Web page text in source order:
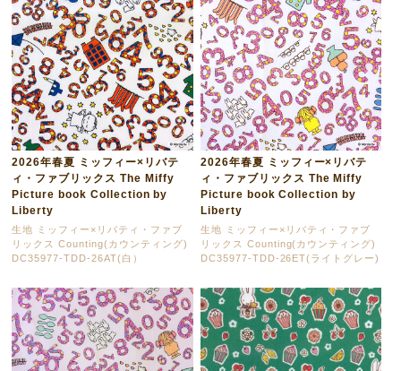
2026年春夏 ミッフィー×リバテ
ィ・ファブリックス The Miffy
Picture book Collection by
Liberty
生地 ミッフィー×リバティ・ファブ
リックス Counting(カウンティング)
DC35977-TDD-26AT(白）
2026年春夏 ミッフィー×リバテ
ィ・ファブリックス The Miffy
Picture book Collection by
Liberty
生地 ミッフィー×リバティ・ファブ
リックス Counting(カウンティング)
DC35977-TDD-26ET(ライトグレー)